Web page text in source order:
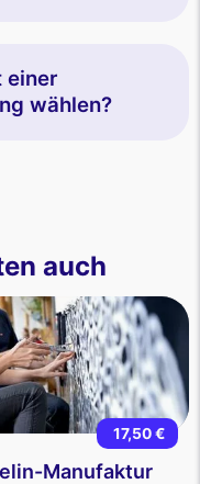
einer
wählen?
auch
17,50 €
Manufaktur